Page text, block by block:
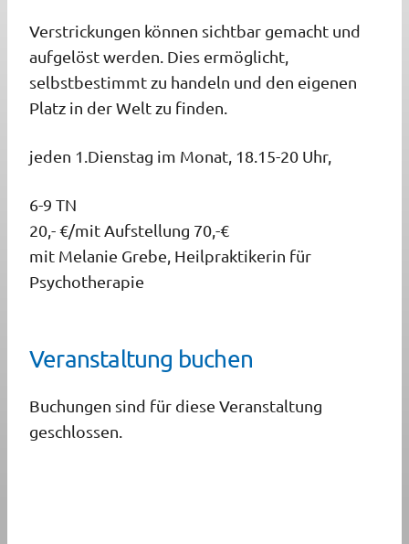
Verstrickungen können sichtbar gemacht und
aufgelöstwerden. Dies ermöglicht,
selbstbestimmt zu handeln und den eigenen
Platz in der Welt zu finden.
jeden 1.Dienstag im Monat, 18.15-20 Uhr,
6-9 TN
20,- €/mit Aufstellung 70,-€
mit Melanie Grebe, Heilpraktikerin für
Psychotherapie
Veranstaltung buchen
Buchungen sind für diese Veranstaltung
geschlossen.